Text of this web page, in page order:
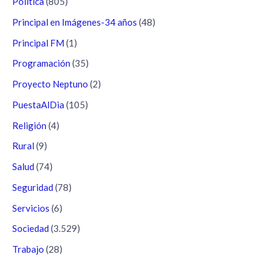
Principal en Imágenes-34 años (48)
Principal FM (1)
Programación (35)
Proyecto Neptuno (2)
PuestaAlDia (105)
Religión (4)
Rural (9)
Salud (74)
Seguridad (78)
Servicios (6)
Sociedad (3.529)
Trabajo (28)